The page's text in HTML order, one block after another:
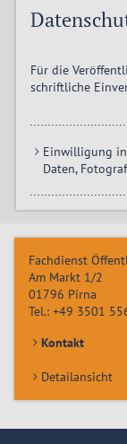
Für die
schriftliche
Einwilligung
Daten,
Fachdienst
Am Markt 1/2
01796 Pirna
Tel.: +49 3501
Kontakt
Detailansicht